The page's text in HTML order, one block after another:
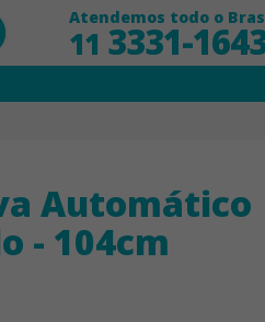
Atendemos todo o
11 3331-
Automático
- 104cm